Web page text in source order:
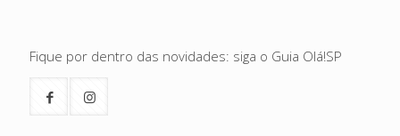
Fique por dentro das novidades: siga o Guia Olá!SP